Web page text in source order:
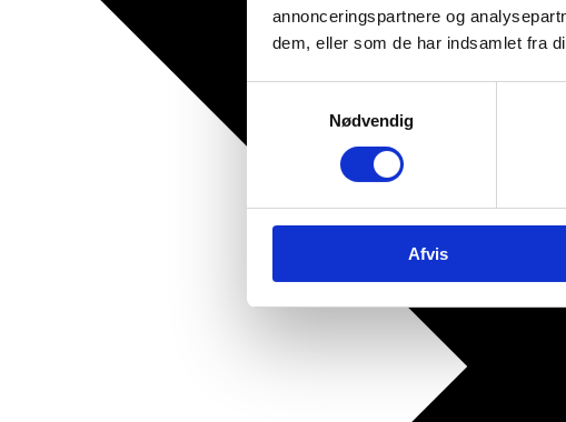
annonceringspartnere og
dem, eller som de har indsamlet fra
Nødvendig
Afvis